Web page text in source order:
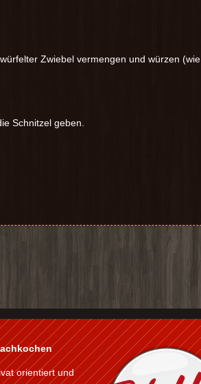
Zwiebel vermengen und würzen
Schnitzel geben.
orientiert und